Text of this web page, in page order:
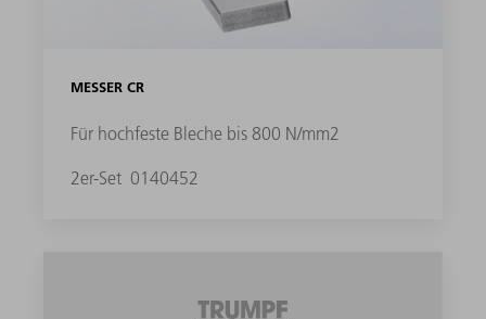
MESSER CR
Für hochfeste Bleche bis 800 N/mm2
2er-Set 0140452